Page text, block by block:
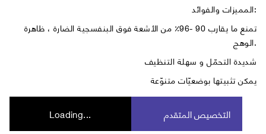
المميزات والفوائد:
تمنع ما يقارب 90 -96٪ من الأشعة فوق البنفسجية الضارة ، ظاهرة
الوهج.
شديدة التحمّل و سهلة التنظيف
يمكن تثبيتها بوضعيّات متنوّعة
Loading... التخصيص المتقدم